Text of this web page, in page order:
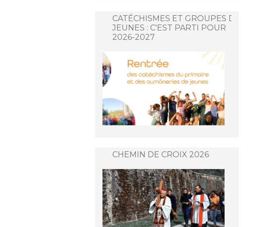
CATÉCHISMES ET GROUPES DE
JEUNES : C'EST PARTI POUR
2026-2027
CHEMIN DE CROIX 2026